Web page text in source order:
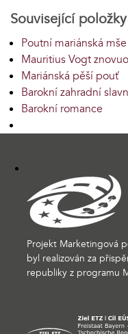
Související položky
Poutní mariánská mše
Mauritius Vogt
Mariánská pěší pouť
Barokní zahradní
Barokní romance
Projekt Marketingová
byl realizován za
republiky z programu